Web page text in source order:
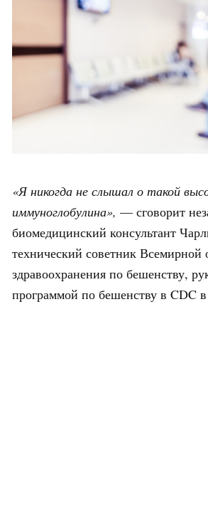
«Я никогда не слышал о такой
иммуноглобулина», — сговорит
биомедицинский консультант
технический советник Всемирной
здравоохранения по бешенству,
программой по бешенству в CDC в